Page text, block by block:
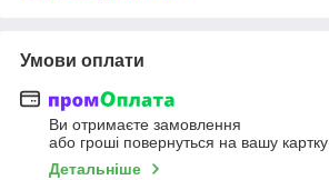
Умови оплати
Ви отримаєте замовлення
або гроші повернуться на вашу картку
Детальніше